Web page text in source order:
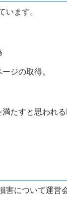
います。
ジの取得。
たすと思われる
害について運営